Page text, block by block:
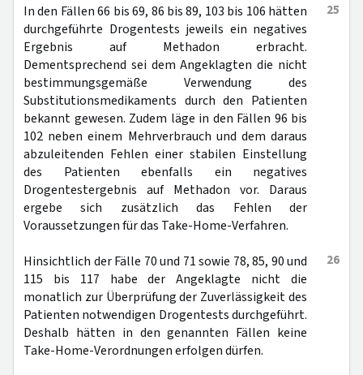
25
In den Fällen 66 bis 69, 86 bis 89, 103 bis 106 hätten
durchgeführte Drogentests jeweils ein negatives
Ergebnis auf Methadon erbracht.
Dementsprechend sei dem Angeklagten die nicht
bestimmungsgemäße Verwendung des
Substitutionsmedikaments durch den Patienten
bekannt gewesen. Zudem läge in den Fällen 96 bis
102 neben einem Mehrverbrauch und dem daraus
abzuleitenden Fehlen einer stabilen Einstellung
des Patienten ebenfalls ein negatives
Drogentestergebnis auf Methadon vor. Daraus
ergebe sich zusätzlich das Fehlen der
Voraussetzungen für das Take-Home-Verfahren.
26
Hinsichtlich der Fälle 70 und 71 sowie 78, 85, 90 und
115 bis 117 habe der Angeklagte nicht die
monatlich zur Überprüfung der Zuverlässigkeit des
Patienten notwendigen Drogentests durchgeführt.
Deshalb hätten in den genannten Fällen keine
Take-Home-Verordnungen erfolgen dürfen.